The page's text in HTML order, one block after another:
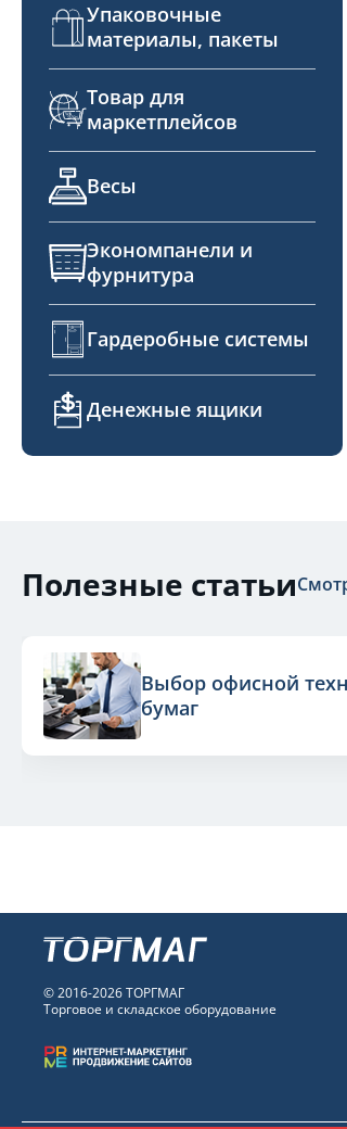
Упаковочные
материалы, пакеты
Товар для
маркетплейсов
Весы
Экономпанели и
фурнитура
Гардеробные системы
Денежные ящики
Полезные статьи
Выбор офисной
бумаг
© 2016-2026 ТОРГМАГ
Торговое и складское оборудование